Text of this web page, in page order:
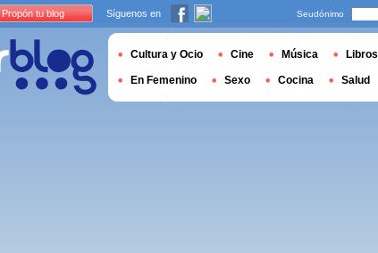
Propón tu blog Síguenos en Seudónimo
Cultura y Ocio Cine Música Libros
En Femenino Sexo Cocina Salud